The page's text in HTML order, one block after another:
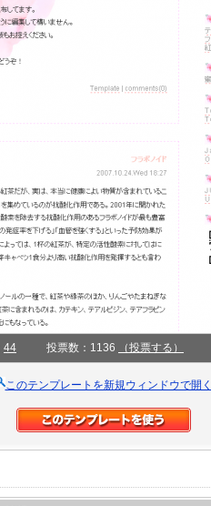
44 投票数：1136 （投票する）
このテンプレートを新規ウィンドウで開